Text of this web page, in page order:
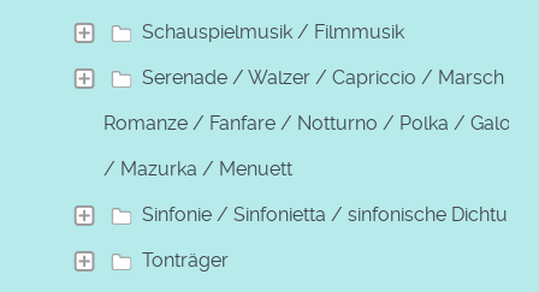
Schauspielmusik / Filmmusik
Serenade / Walzer / Capriccio / Marsch /
Romanze / Fanfare / Notturno / Polka / Galopp
/ Mazurka / Menuett
Sinfonie / Sinfonietta / sinfonische Dichtung
Tonträger